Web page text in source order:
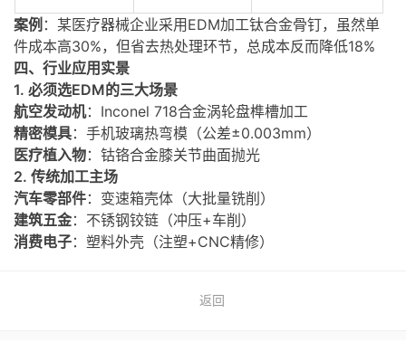
案例 ：某医疗器械企业采用EDM加工钛合金骨钉，虽然单
件成本高30%，但省去热处理环节，总成本反而降低18%
四、行业应用实景
1. 必须选EDM的三大场景
航空发动机：Inconel 718合金涡轮盘榫槽加工
精密模具：手机玻璃热弯模（公差±0.003mm）
医疗植入物：钴铬合金膝关节曲面抛光
2. 传统加工主场
汽车零部件：变速箱壳体（大批量铣削）
建筑五金：不锈钢铰链（冲压+车削）
消费电子：塑料外壳（注塑+CNC精修）
返回